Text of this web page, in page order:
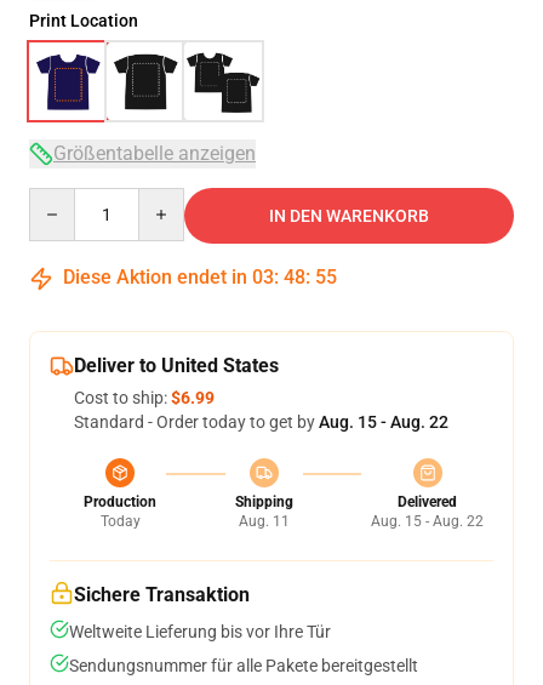
Print Location
Größentabelle anzeigen
IN DEN WARENKORB
Diese Aktion endet in 03: 48: 54
Deliver to United States
Cost to ship:$6.99
Standard - Order today to get byAug. 15 - Aug. 22
Production
Today
Shipping
Aug. 11
Delivered
Aug. 15 - Aug. 22
Sichere Transaktion
Weltweite Lieferung bis vor Ihre Tür
Sendungsnummer für alle Pakete bereitgestellt